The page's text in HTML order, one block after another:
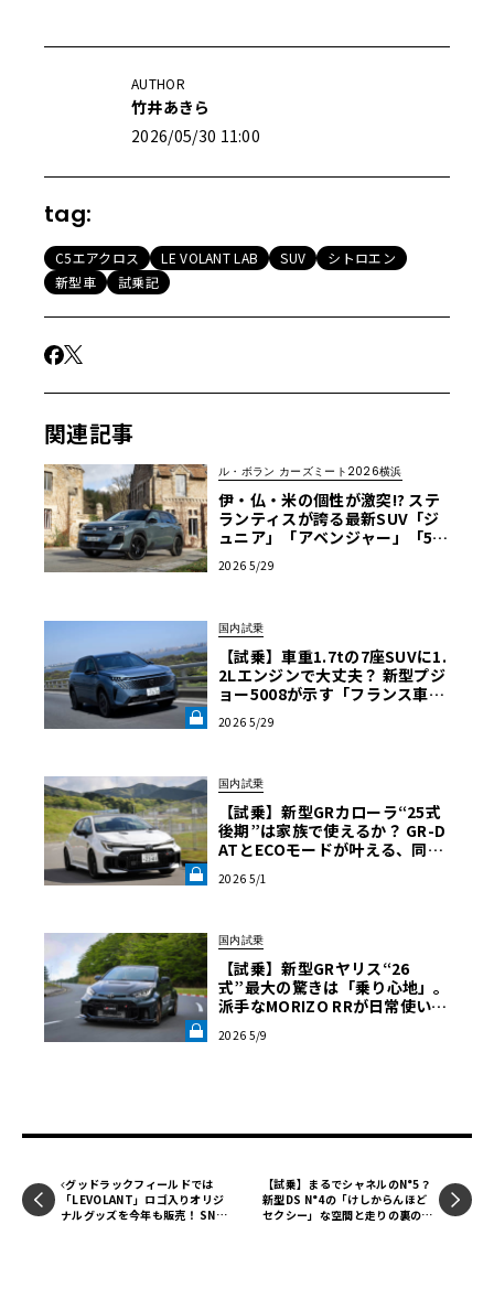
AUTHOR
竹井あきら
2026/05/30 11:00
tag:
C5エアクロス LE VOLANT LAB SUV
シトロエン
新型車
試乗記
関連記事
ル・ボラン カーズミート2026横浜
伊・仏・米の個性が激突!? ステ
ランティスが誇る最新SUV「ジ
ュニア」「アベンジャー」「50
【ル・ボラン カーズミート2026
2026 5/29
国内試乗
【試乗】車重1.7tの7座SUVに1.
2Lエンジンで大丈夫？ 新型プジ
ョー5008が示す「フランス車ら
NT LAB》
2026 5/29
国内試乗
【試乗】新型GRカローラ“25式
後期”は家族で使えるか？ GR-D
ATとECOモードが叶える、同乗
よさ《LE VOLANT LAB》
2026 5/1
国内試乗
【試乗】新型GRヤリス“26
式”最大の驚きは「乗り心地」。
派手なMORIZO RRが日常使いに
B》
2026 5/9
グッドラックフィールドでは
「LEVOLANT」ロゴ入りオリジ
ナルグッズを今年も販売！ SNS
【試乗】まるでシャネルのN°5？
新型DS N°4の「けしからんほど
セクシー」な空間と走りの裏の顔